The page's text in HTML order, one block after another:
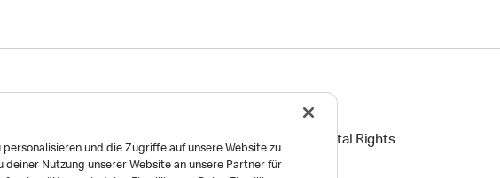
Reports on Human and Environmental Rights
und die Zugriffe auf unsere Website zu
Nutzung unserer Website an unsere Partner für